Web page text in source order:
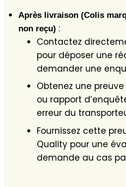
Après livraison (Colis
non reçu) :
Contactez
pour déposer une
demander une
Obtenez une
ou rapport
erreur du
Fournissez cette
Quality pour une
demande au cas